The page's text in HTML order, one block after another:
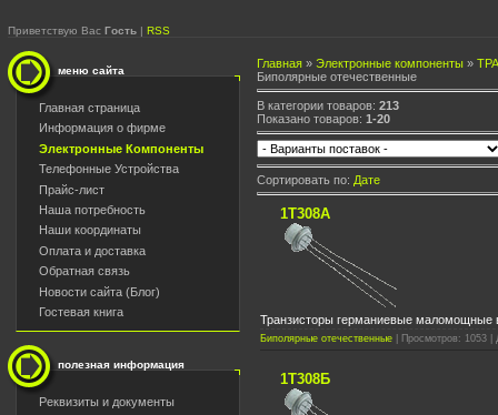
Приветствую Вас Гость | RSS
меню сайта
Главная страница
Информация о фирме
Электронные Компоненты
Телефонные Устройства
Прайс-лист
Наша потребность
Наши координаты
Оплата и доставка
Обратная связь
Новости сайта (Блог)
Гостевая книга
полезная информация
Реквизиты и документы
Главная » Электронные компоненты »
Биполярные отечественные
В категории товаров: 213
Показано товаров: 1-20
Сортировать по: Дате
1Т308А
Транзисторы германиевые маломощные
Биполярные отечественные | Просмотров: 1053 |
1Т308Б